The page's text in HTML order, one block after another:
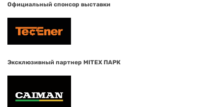
Официальный спонсор выставки
Эксклюзивный партнер MITEX ПАРК